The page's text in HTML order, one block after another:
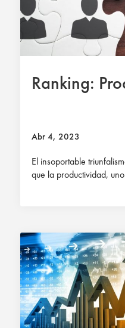
Ranking:
Abr 4, 2023
El insoportable
que la productividad,